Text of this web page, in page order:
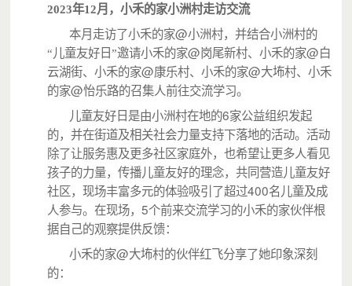
2023年12月，小禾的家小洲村走访交流
本月走访了小禾的家@小洲村，并结合小洲村的
“儿童友好日”邀请小禾的家@岗尾新村、小禾的家@白
云湖街、小禾的家@康乐村、小禾的家@大㘵村、小禾
的家@怡乐路的召集人前往交流学习。
儿童友好日是由小洲村在地的6家公益组织发起
的，并在街道及相关社会力量支持下落地的活动。活动
除了让服务惠及更多社区家庭外，也希望让更多人看见
孩子的力量，传播儿童友好的理念，共同营造儿童友好
社区，现场丰富多元的体验吸引了超过400名儿童及成
人参与。在现场， 5个前来交流学习的小禾的家伙伴根
据自己的观察提供反馈：
小禾的家@大㘵村的伙伴红飞分享了她印象深刻
的：